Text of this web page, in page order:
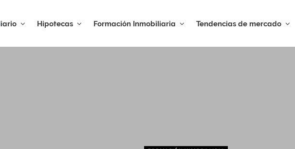
Hipotecas Formación Inmobiliaria Tendencias de mercado